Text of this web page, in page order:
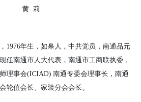
黄 莉
1976年生，如皋人，中共党员，南通品元
任南通市人大代表，南通市工商联执委，
理事会(ICIAD) 南通专委会理事长，南通
轮值会长、家装分会会长。